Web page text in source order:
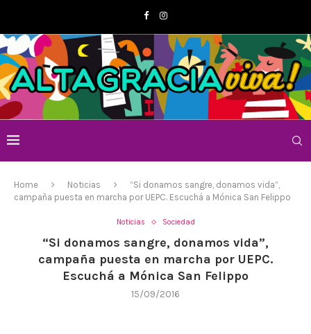
Home Noticias
“Si donamos sangre, donamos vida”,
campaña puesta en marcha por UEPC. Escuchá a Mónica San Felippo
Noticias Sociedad
“Si donamos sangre, donamos vida”,
campaña puesta en marcha por UEPC.
Escuchá a Mónica San Felippo
15/09/2016